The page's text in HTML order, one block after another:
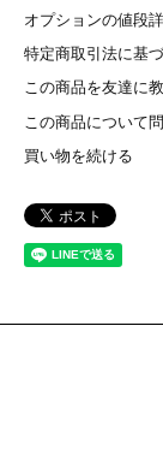
オプションの値段
特定商取引法に基
この商品を友達に
この商品について
買い物を続ける